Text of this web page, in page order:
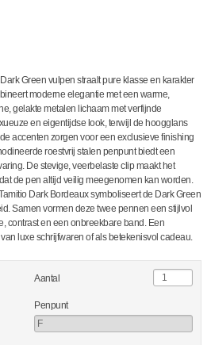
Green vulpen straalt pure klasse en karakter
moderne elegantie met een warme,
gelakte metalen lichaam met verfijnde
en eigentijdse look, terwijl de hoogglans
accenten zorgen voor een exclusieve finishing
roestvrij stalen penpunt biedt een
De stevige, veerbelaste clip maakt het
de pen altijd veilig meegenomen kan worden.
Dark Bordeaux symboliseert de Dark Green
Samen vormen deze twee pennen een stijlvol
contrast en een onbreekbare band. Een
luxe schrijfwaren of als betekenisvol cadeau.
Aantal
Penpunt